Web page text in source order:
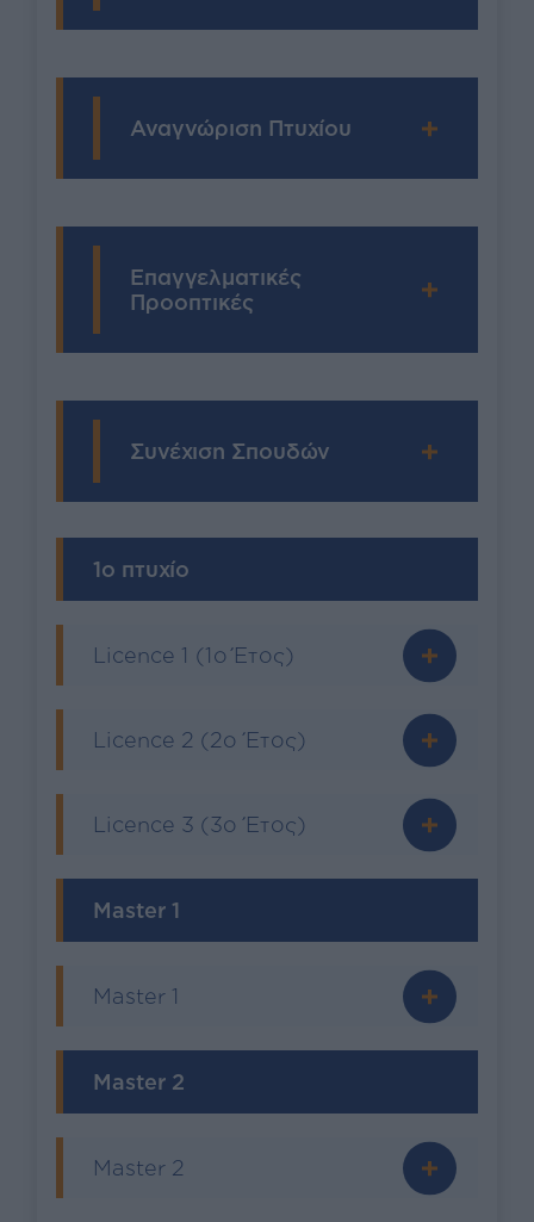
Αναγνώριση Πτυχίου
Επαγγελματικές
Προοπτικές
Συνέχιση Σπουδών
1ο πτυχίο
Licence 1 (1o Έτος)
Licence 2 (2ο Έτος)
Licence 3 (3ο Έτος)
Master 1
Master 1
Master 2
Master 2